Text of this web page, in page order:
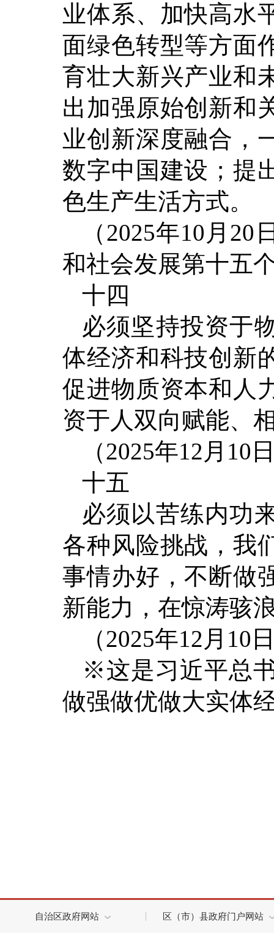
业体系、加快高水
面绿色转型等方面
育壮大新兴产业和
出加强原始创新和
业创新深度融合，
数字中国建设；提
色生产生活方式。
（2025年10月
和社会发展第十五
十四
必须坚持投资于
体经济和科技创新
促进物质资本和人
资于人双向赋能、
（2025年12月
十五
必须以苦练内功
各种风险挑战，我
事情办好，不断做
新能力，在惊涛骇
（2025年12月
※这是习近平总
做强做优做大实体
自治区政府网站 区（市）县政府门户网站